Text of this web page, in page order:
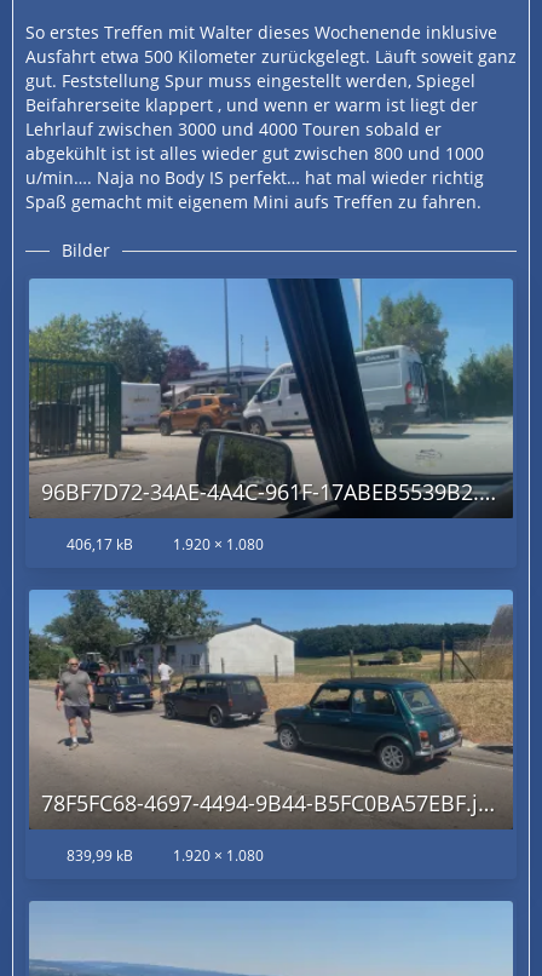
So erstes Treffen mit Walter dieses Wochenende inklusive
Ausfahrt etwa 500 Kilometer zurückgelegt. Läuft soweit ganz
gut. Feststellung Spur muss eingestellt werden, Spiegel
Beifahrerseite klappert , und wenn er warm ist liegt der
Lehrlauf zwischen 3000 und 4000 Touren sobald er
abgekühlt ist ist alles wieder gut zwischen 800 und 1000
u/min…. Naja no Body IS perfekt… hat mal wieder richtig
Spaß gemacht mit eigenem Mini aufs Treffen zu fahren.
Bilder
96BF7D72-34AE-4A4C-961F-17ABEB5539B2.jpg
406,17 kB 1.920 × 1.080
78F5FC68-4697-4494-9B44-B5FC0BA57EBF.jpg
839,99 kB 1.920 × 1.080